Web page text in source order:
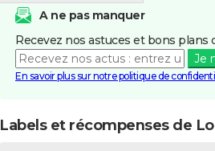
A ne pas manquer
Recevez nos astuces et bons
Je
En savoir plus sur notre politique de
Labels et récompenses de